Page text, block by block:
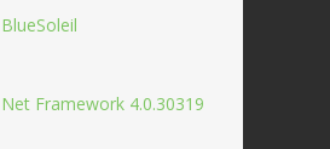
BlueSoleil
Net Framework 4.0.30319